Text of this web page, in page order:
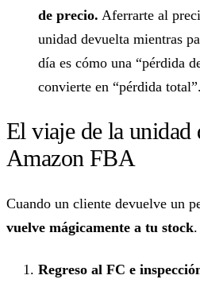
de precio. Aferrarte al
unidad devuelta mientras
día es cómo una “pérdida
convierte en “pérdida total”.
El viaje de la unidad
Amazon FBA
Cuando un cliente devuelve un
vuelve mágicamente a tu stock
Regreso al FC e